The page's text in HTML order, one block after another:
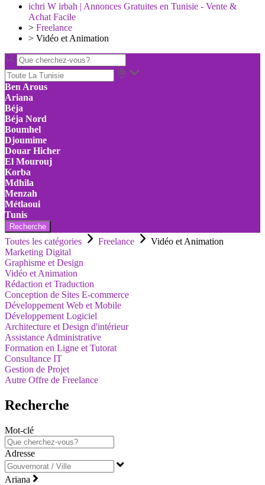
ichri W irbah | Annonces Gratuites en Tunisie - Vente &
Achat Facile
> Freelance
> Vidéo et Animation
Ben Arous
Ariana
Béja
Béja Nord
Boumhel
Djoumime
Douar Hicher
El Mourouj
Korba
Mdhila
Menzah
Métlaoui
Tunis
Recherche
Toutes les catégories Freelance
Vidéo et Animation
Marketing Digital
Graphisme et Design
Vidéo et Animation
Rédaction et Traduction
Conception de Sites E-commerce
Développement Web et Mobile
Développement Logiciel
Architecture et Design d'intérieur
Assistance Administrative
Formation en Ligne et Tutorat
Consultance IT
Gestion de Projet
Autre Offre de Freelance
Recherche
Mot-clé
Adresse
Ariana